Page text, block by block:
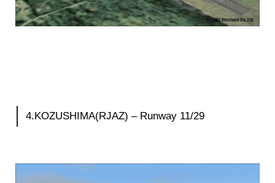
4.KOZUSHIMA(RJAZ) – Runway 11/29